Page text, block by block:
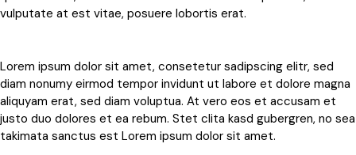
vulputate at est vitae, posuere lobortis erat.
Lorem ipsum dolor sit amet, consetetur sadipscing elitr, sed
diam nonumy eirmod tempor invidunt ut labore et dolore magna
aliquyam erat, sed diam voluptua. At vero eos et accusam et
justo duo dolores et ea rebum. Stet clita kasd gubergren, no sea
takimata sanctus est Lorem ipsum dolor sit amet.